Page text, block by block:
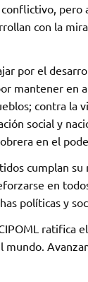
pero
con la
por el
mantener en
contra la
social y
en el
cumplan
en
políticas y
ratifica
mundo.